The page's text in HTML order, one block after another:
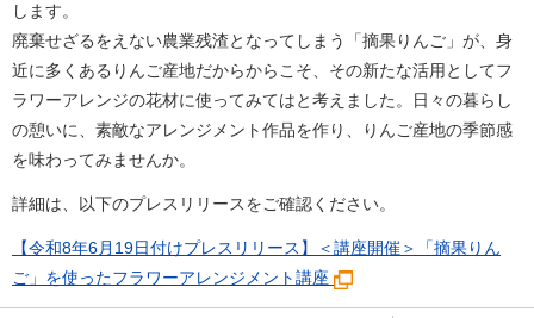
します。
廃棄せざるをえない農業残渣となってしまう「摘果りんご」が、身
近に多くあるりんご産地だからからこそ、その新たな活用としてフ
ラワーアレンジの花材に使ってみてはと考えました。日々の暮らし
の憩いに、素敵なアレンジメント作品を作り、りんご産地の季節感
を味わってみませんか。
詳細は、以下のプレスリリースをご確認ください。
【令和8年6月19日付けプレスリリース】＜講座開催＞「摘果りん
ご」を使ったフラワーアレンジメント講座